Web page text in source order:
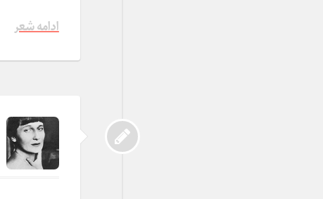
ادامه شعر